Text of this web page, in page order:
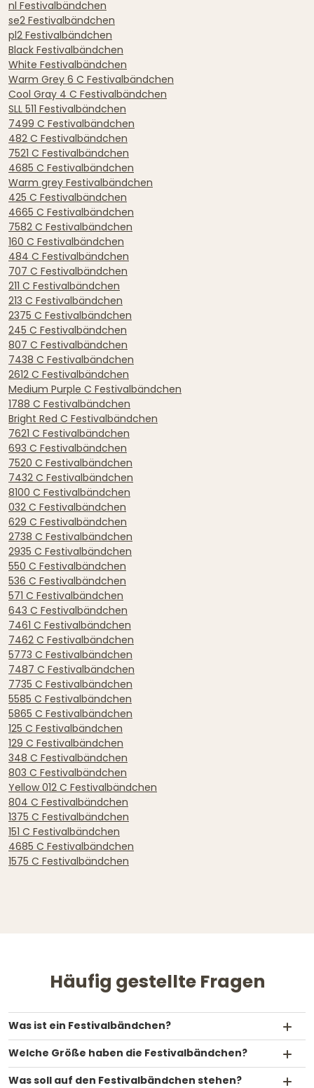
nl Festivalbändchen
se2 Festivalbändchen
pl2 Festivalbändchen
Black Festivalbändchen
White Festivalbändchen
Warm Grey 6 C Festivalbändchen
Cool Gray 4 C Festivalbändchen
SLL 511 Festivalbändchen
7499 C Festivalbändchen
482 C Festivalbändchen
7521 C Festivalbändchen
4685 C Festivalbändchen
Warm grey Festivalbändchen
425 C Festivalbändchen
4665 C Festivalbändchen
7582 C Festivalbändchen
160 C Festivalbändchen
484 C Festivalbändchen
707 C Festivalbändchen
211 C Festivalbändchen
213 C Festivalbändchen
2375 C Festivalbändchen
245 C Festivalbändchen
807 C Festivalbändchen
7438 C Festivalbändchen
2612 C Festivalbändchen
Medium Purple C Festivalbändchen
1788 C Festivalbändchen
Bright Red C Festivalbändchen
7621 C Festivalbändchen
693 C Festivalbändchen
7520 C Festivalbändchen
7432 C Festivalbändchen
8100 C Festivalbändchen
032 C Festivalbändchen
629 C Festivalbändchen
2738 C Festivalbändchen
2935 C Festivalbändchen
550 C Festivalbändchen
536 C Festivalbändchen
571 C Festivalbändchen
643 C Festivalbändchen
7461 C Festivalbändchen
7462 C Festivalbändchen
5773 C Festivalbändchen
7487 C Festivalbändchen
7735 C Festivalbändchen
5585 C Festivalbändchen
5865 C Festivalbändchen
125 C Festivalbändchen
129 C Festivalbändchen
348 C Festivalbändchen
803 C Festivalbändchen
Yellow 012 C Festivalbändchen
804 C Festivalbändchen
1375 C Festivalbändchen
151 C Festivalbändchen
4685 C Festivalbändchen
1575 C Festivalbändchen
Häufig gestellte Fragen
Was ist ein Festivalbändchen?
Welche Größe haben die Festivalbändchen?
Was soll auf den Festivalbändchen stehen?